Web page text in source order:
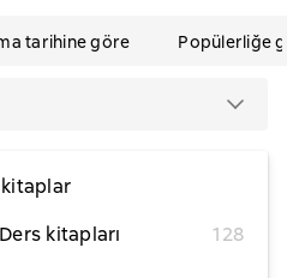
tarihine göre Popülerliğe
Ders kitapları
128
Novias -
itibaren ₺273,85